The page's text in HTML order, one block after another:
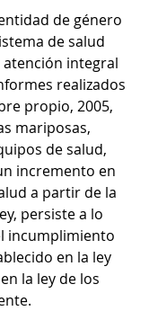
de género
de salud
integral
realizados
propio, 2005,
mariposas,
de salud,
incremento en
a partir de la
persiste a lo
incumplimiento
en la ley
la ley de los